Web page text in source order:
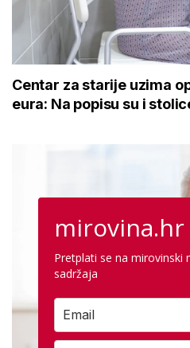
Centar za starije uzima
eura: Na popisu su i
mirovina.hr
Pretplati se na
sadržaja